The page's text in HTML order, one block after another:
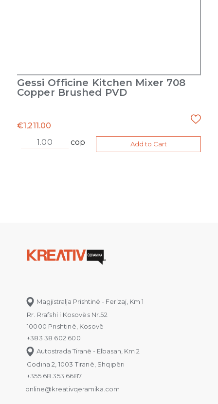
Gessi Officine Kitchen Mixer 708
Copper Brushed PVD
€1,211.00
cop
Add to Cart
Magjistralja Prishtinë - Ferizaj, Km 1
Rr. Rrafshi i Kosovës Nr.52
10000 Prishtinë, Kosovë
+383 38 602 600
Autostrada Tiranë - Elbasan, Km 2
Godina 2, 1003 Tiranë, Shqipëri
+355 68 353 6687
online@kreativqeramika.com